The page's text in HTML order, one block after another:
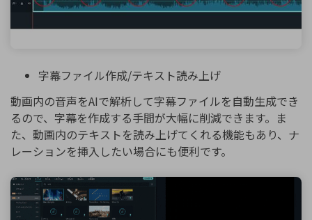
字幕ファイル作成/テキスト読み上げ
動画内の音声をAIで解析して字幕ファイルを自動生成でき
るので、字幕を作成する手間が大幅に削減できます。ま
た、動画内のテキストを読み上げてくれる機能もあり、ナ
レーションを挿入したい場合にも便利です。